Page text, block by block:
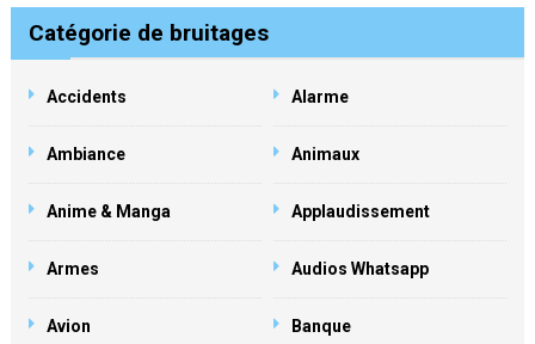
Catégorie de bruitages
Accidents Alarme
Ambiance Animaux
Anime & Manga Applaudissement
Armes Audios Whatsapp
Avion Banque